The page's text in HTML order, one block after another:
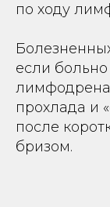
по ходу
если
прохлада и
после
бризом.